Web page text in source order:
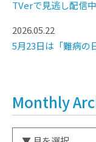
TVerで見逃し配信
2026.05.22
5月23日は「難病の
Monthly